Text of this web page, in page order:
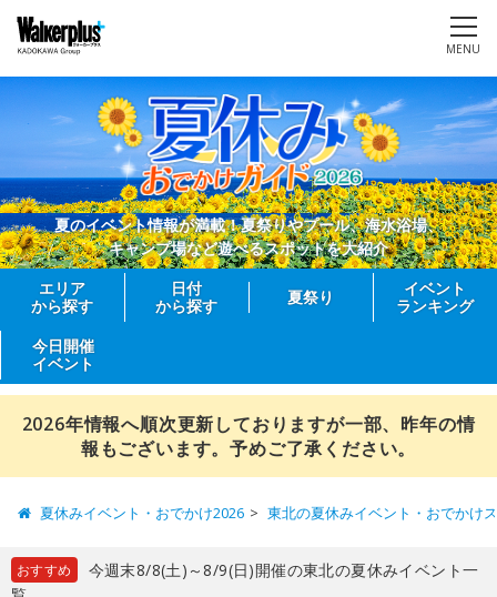
MENU
夏のイベント情報が満載！夏祭りやプール、海水浴場、
キャンプ場など遊べるスポットを大紹介
エリア
から探す
日付
から探す
夏祭り
イベント
ランキング
今日開催
イベント
2026年情報へ順次更新しておりますが一部、昨年の情
報もございます。予めご了承ください。
夏休みイベント・おでかけ2026 東北の夏休みイベント・おでかけ
おすすめ
今週末8/8(土)～8/9(日)開催の東北の夏休みイベント一